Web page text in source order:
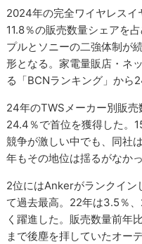
2024年の完全ワイヤレス
11.8％の販売数量シェアを
プルとソニーの二強体制が
形となる。家電量販店・ネ
る「BCNランキング」から
24年のTWSメーカー別販
24.4％で首位を獲得した。
競争が激しい中でも、同社
年もその地位は揺るがなかっ
2位にはAnkerがランクイン
て過去最高。22年は3.5％
く躍進した。販売数量前年
まで後塵を拝していたオー